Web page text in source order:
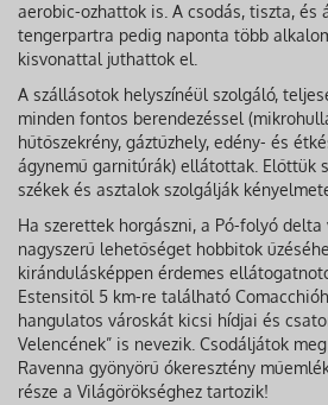
aerobic-ozhattok is. A csodás, tiszta, és
tengerpartra pedig naponta több
kisvonattal juthattok el.
A szállásotok helyszínéül szolgáló,
minden fontos berendezéssel
hűtőszekrény, gáztűzhely, edény- és
ágynemű garnitúrák) ellátottak. Előttük
székek és asztalok szolgálják
Ha szerettek horgászni, a Pó-folyó
nagyszerű lehetőséget hobbitok
kirándulásképpen érdemes
Estensitől 5 km-re található
hangulatos városkát kicsi hídjai és
Velencének” is nevezik. Csodáljátok
Ravenna gyönyörű ókeresztény
része a Világörökséghez tartozik!